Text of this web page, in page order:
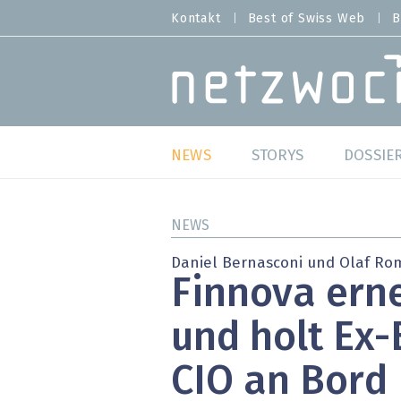
zum
MENU
Kontakt Best of Swiss Web
MAIN NAVIGATION
NEWS
Studien
Meinungen
Hands-on
STORYS
Best
SAP
NEWS
Daniel Bernasconi und Olaf
Finnova
und holt
CIO an Bord